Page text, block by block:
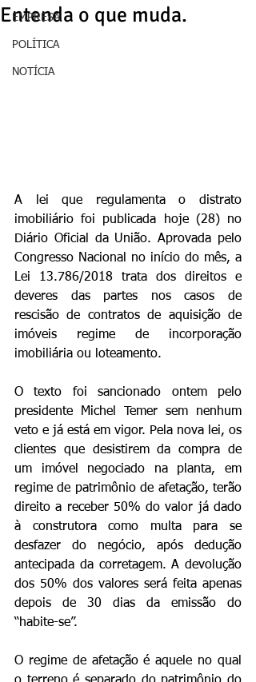
EMPRESA
POLÍTICA
NOTÍCIA
Entenda o que muda.
A lei que regulamenta o distrato
imobiliário foi publicada hoje (28) no
Diário Oficial da União. Aprovada pelo
Congresso Nacional no início do mês, a
Lei 13.786/2018 trata dos direitos e
deveres das partes nos casos de
rescisão de contratos de aquisição de
imóveis regime de incorporação
imobiliária ou loteamento.
O texto foi sancionado ontem pelo
presidente Michel Temer sem nenhum
veto e já está em vigor. Pela nova lei, os
clientes que desistirem da compra de
um imóvel negociado na planta, em
regime de patrimônio de afetação, terão
direito a receber 50% do valor já dado
à construtora como multa para se
desfazer do negócio, após dedução
antecipada da corretagem. A devolução
dos 50% dos valores será feita apenas
depois de 30 dias da emissão do
“habite-se”.
O regime de afetação é aquele no qual